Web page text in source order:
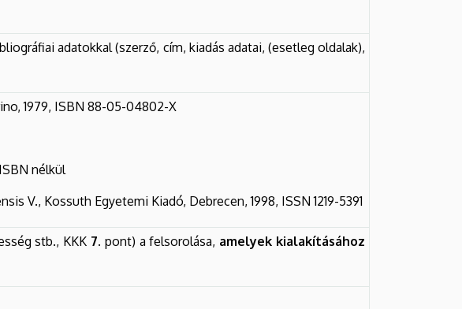
adatokkal (szerző, cím, kiadás adatai, (esetleg oldalak),
1979, ISBN 88-05-04802-X
nélkül
V., Kossuth Egyetemi Kiadó, Debrecen, 1998, ISSN 1219-5391
stb., KKK 7. pont) a felsorolása, amelyek kialakításához